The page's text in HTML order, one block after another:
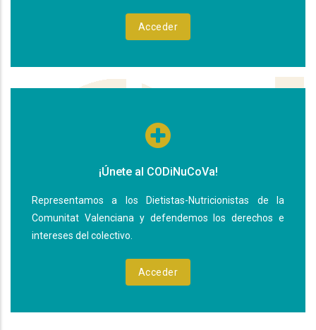
Acceder
¡Únete al CODiNuCoVa!
Representamos a los Dietistas-Nutricionistas de la
Comunitat Valenciana y defendemos los derechos e
intereses del colectivo.
Acceder